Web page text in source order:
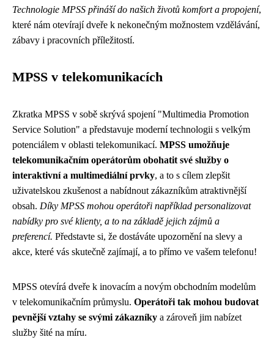
Technologie MPSS přináší do našich životů komfort a propojení,
které nám otevírají dveře k nekonečným možnostem vzdělávání,
zábavy i pracovních příležitostí.
MPSS v telekomunikacích
Zkratka MPSS v sobě skrývá spojení "Multimedia Promotion
Service Solution" a představuje moderní technologii s velkým
potenciálem v oblasti telekomunikací. MPSS umožňuje
telekomunikačním operátorům obohatit své služby o
interaktivní a multimediální prvky, a to s cílem zlepšit
uživatelskou zkušenost a nabídnout zákazníkům atraktivnější
obsah. Díky MPSS mohou operátoři například personalizovat
nabídky pro své klienty, a to na základě jejich zájmů a
preferencí. Představte si, že dostáváte upozornění na slevy a
akce, které vás skutečně zajímají, a to přímo ve vašem telefonu!
MPSS otevírá dveře k inovacím a novým obchodním modelům
v telekomunikačním průmyslu. Operátoři tak mohou budovat
pevnější vztahy se svými zákazníky a zároveň jim nabízet
služby šité na míru.